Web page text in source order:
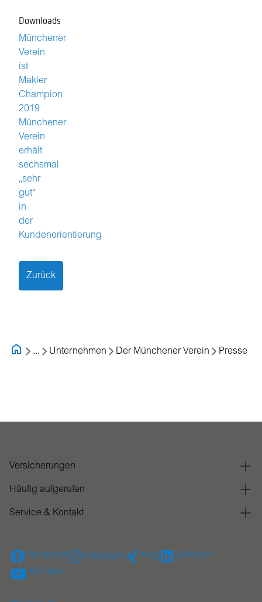
Downloads
Münchener
Verein
ist
Makler
Champion
2019
Münchener
Verein
erhält
sechsmal
„sehr
gut“
in
der
Kundenorientierung
Zurück
... Unternehmen Der Münchener Verein Presse
Versicherungen
Häufig aufgerufen
Service & Kontakt
Facebook Instagram Xing
Linkedin
YouTube